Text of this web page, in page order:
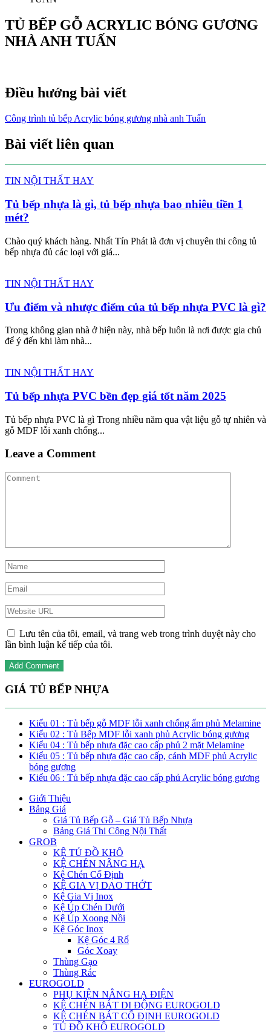
TỦ BẾP GỖ ACRYLIC BÓNG GƯƠNG
NHÀ ANH TUẤN
Điều hướng bài viết
Công trình tủ bếp Acrylic bóng gương nhà anh Tuấn
Bài viết liên quan
TIN NỘI THẤT HAY
Tủ bếp nhựa là gì, tủ bếp nhựa bao nhiêu tiền 1
mét?
Chào quý khách hàng. Nhất Tín Phát là đơn vị chuyên thi công tủ
bếp nhựa đủ các loại với giá...
TIN NỘI THẤT HAY
Ưu điểm và nhược điểm của tủ bếp nhựa PVC là gì?
Trong không gian nhà ở hiện này, nhà bếp luôn là nơi được gia chủ
để ý đến khi làm nhà...
TIN NỘI THẤT HAY
Tủ bếp nhựa PVC bền đẹp giá tốt năm 2025
Tủ bếp nhựa PVC là gì Trong nhiều năm qua vật liệu gỗ tự nhiên và
gỗ MDF lỗi xanh chống...
Leave a Comment
Lưu tên của tôi, email, và trang web trong trình duyệt này cho
lần bình luận kế tiếp của tôi.
GIÁ TỦ BẾP NHỰA
Kiểu 01 : Tủ bếp gỗ MDF lỗi xanh chống ẩm phủ Melamine
Kiểu 02 : Tủ Bếp MDF lỗi xanh phủ Acrylic bóng gương
Kiểu 04 : Tủ bếp nhựa đặc cao cấp phủ 2 mặt Melamine
Kiểu 05 : Tủ bếp nhựa đặc cao cấp, cánh MDF phủ Acrylic
bóng gương
Kiểu 06 : Tủ bếp nhựa đặc cao cấp phủ Acrylic bóng gương
Giới Thiệu
Bảng Giá
Giá Tủ Bếp Gỗ – Giá Tủ Bếp Nhựa
Bảng Giá Thi Công Nội Thất
GROB
KỆ TỦ ĐỒ KHÔ
KỆ CHÉN NÂNG HẠ
Kệ Chén Cố Định
KỆ GIA VỊ DAO THỚT
Kệ Gia Vị Inox
Kệ Úp Chén Dưới
Kệ Úp Xoong Nồi
Kệ Góc Inox
Kệ Góc 4 Rổ
Góc Xoay
Thùng Gạo
Thùng Rác
EUROGOLD
PHỤ KIỆN NÂNG HẠ ĐIỆN
KỆ CHÉN BÁT DI ĐỘNG EUROGOLD
KỆ CHÉN BÁT CỐ ĐỊNH EUROGOLD
TỦ ĐỒ KHÔ EUROGOLD